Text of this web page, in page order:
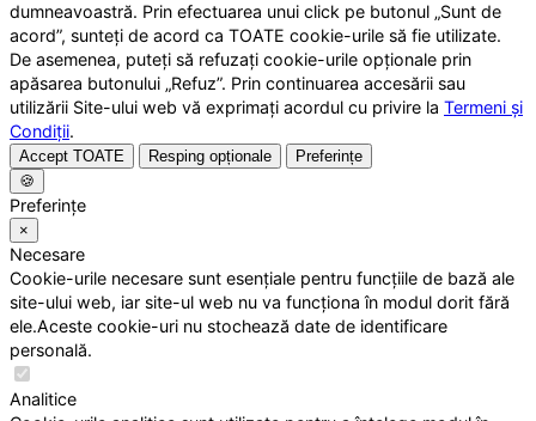
dumneavoastră. Prin efectuarea unui click pe butonul „Sunt de
acord”, sunteți de acord ca TOATE cookie-urile să fie utilizate.
De asemenea, puteți să refuzați cookie-urile opționale prin
apăsarea butonului „Refuz”. Prin continuarea accesării sau
utilizării Site-ului web vă exprimați acordul cu privire la Termeni și
Condiții.
Accept TOATE Resping opționale
Preferințe
🍪
Preferințe
×
Necesare
Cookie-urile necesare sunt esențiale pentru funcțiile de bază ale
site-ului web, iar site-ul web nu va funcționa în modul dorit fără
ele.Aceste cookie-uri nu stochează date de identificare
personală.
Analitice